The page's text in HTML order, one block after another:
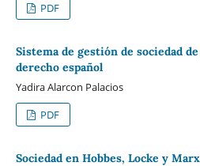
PDF
Sistema de gestión de sociedad
derecho español
Yadira Alarcon Palacios
PDF
Sociedad en Hobbes, Locke y Marx